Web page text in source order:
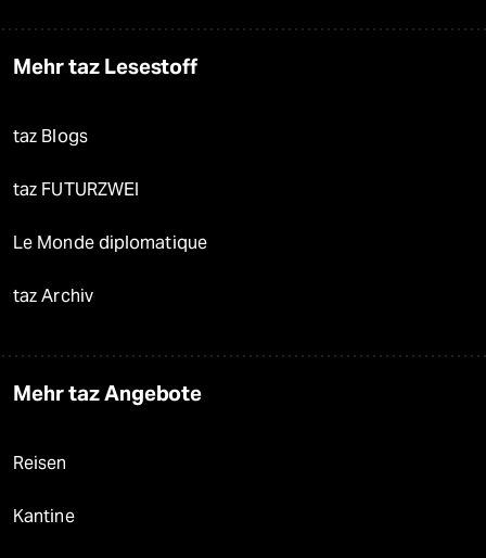
Mehr taz Lesestoff
taz Blogs
taz FUTURZWEI
Le Monde diplomatique
taz Archiv
Mehr taz Angebote
Reisen
Kantine